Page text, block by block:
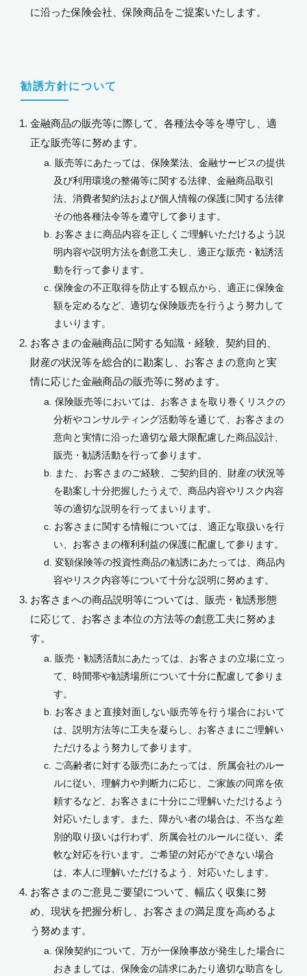
に沿った保険会社、保険商品をご提案いたします。
勧誘方針について
金融商品の販売等に際して、各種法令等を導守し、適
正な販売等に努めます。
販売等にあたっては、保険業法、金融サービスの提供
及び利用環境の整備等に関する法律、金融商品取引
法、消費者契約法および個人情報の保護に関する法律
その他各種法令等を遵守して参ります。
お客さまに商品内容を正しくご理解いただけるよう説
明内容や説明方法を創意工夫し、適正な販売・勧誘活
動を行って参ります。
保険金の不正取得を防止する観点から、適正に保険金
額を定めるなど、適切な保険販売を行うよう努力して
まいります。
お客さまの金融商品に関する知識・経験、契約目的、
財産の状況等を総合的に勘案し、お客さまの意向と実
情に応じた金融商品の販売等に努めます。
保険販売等においては、お客さまを取り巻くリスクの
分析やコンサルティング活動等を通じて、お客さまの
意向と実情に沿った適切な最大限配慮した商品設計、
販売・勧誘活動を行って参ります。
また、お客さまのご経験、ご契約目的、財産の状況等
を勘案し十分把握したうえで、商品内容やリスク内容
等の適切な説明を行ってまいります。
お客さまに関する情報については、適正な取扱いを行
い、お客さまの権利利益の保護に配盧して参ります。
変額保険等の投資性商品の勧誘にあたっては、商品内
容やリスク内容等について十分な説明に努めます。
お客さまへの商品説明等については、販売・勧誘形態
に応じて、お客さま本位の方法等の創意工夫に努めま
す。
販売・勧誘活勣にあたっては、お客さまの立場に立っ
て、時間帯や勧誘場所について十分に配盧して参りま
す。
お客さまと直接対面しない販売等を行う場合において
は、説明方法等に工夫を凝らし、お客さまにご理解い
ただけるよう努力して参ります。
ご高齢者に対する販売にあたっては、所属会社のルー
ルに従い、理解力や判断力に応じ、ご家族の同席を依
頼するなど、お客さまに十分にご理解いただけるよう
対応いたします。また、障がい者の場合は、不当な差
別的取り扱いは行わず、所属会社のルールに従い、柔
軟な対応を行います。ご希望の対応ができない場合
は、本人に理解いただけるよう、対応いたします。
お客さまのご意見ご要望について、幅広く収集に努
め、現状を把握分析し、お客さまの満足度を高めるよ
う努めます。
保険契約について、万が一保険事故が発生した場合に
おきましては、保険金の請求にあたり適切な助言をし